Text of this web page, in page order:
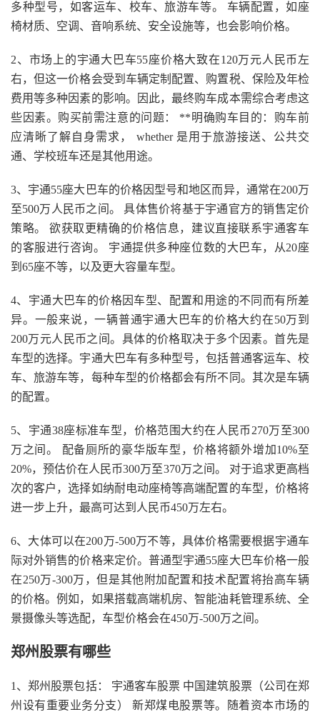
多种型号，如客运车、校车、旅游车等。 车辆配置，如座
椅材质、空调、音响系统、安全设施等，也会影响价格。
2、市场上的宇通大巴车55座价格大致在120万元人民币左
右，但这一价格会受到车辆定制配置、购置税、保险及年检
费用等多种因素的影响。因此，最终购车成本需综合考虑这
些因素。购买前需注意的问题： **明确购车目的：购车前
应清晰了解自身需求， whether 是用于旅游接送、公共交
通、学校班车还是其他用途。
3、宇通55座大巴车的价格因型号和地区而异，通常在200万
至500万人民币之间。 具体售价将基于宇通官方的销售定价
策略。 欲获取更精确的价格信息，建议直接联系宇通客车
的客服进行咨询。 宇通提供多种座位数的大巴车，从20座
到65座不等，以及更大容量车型。
4、宇通大巴车的价格因车型、配置和用途的不同而有所差
异。一般来说，一辆普通宇通大巴车的价格大约在50万到
200万元人民币之间。具体的价格取决于多个因素。首先是
车型的选择。宇通大巴车有多种型号，包括普通客运车、校
车、旅游车等，每种车型的价格都会有所不同。其次是车辆
的配置。
5、宇通38座标准车型，价格范围大约在人民币270万至300
万之间。 配备厕所的豪华版车型，价格将额外增加10%至
20%，预估价在人民币300万至370万之间。 对于追求更高档
次的客户，选择如纳耐电动座椅等高端配置的车型，价格将
进一步上升，最高可达到人民币450万左右。
6、大体可以在200万-500万不等，具体价格需要根据宇通车
际对外销售的价格来定价。普通型宇通55座大巴车价格一般
在250万-300万，但是其他附加配置和技术配置将抬高车辆
的价格。例如，如果搭载高端机房、智能油耗管理系统、全
景摄像头等选配，车型价格会在450万-500万之间。
郑州股票有哪些
1、郑州股票包括： 宇通客车股票 中国建筑股票（公司在郑
州设有重要业务分支） 新郑煤电股票等。随着资本市场的